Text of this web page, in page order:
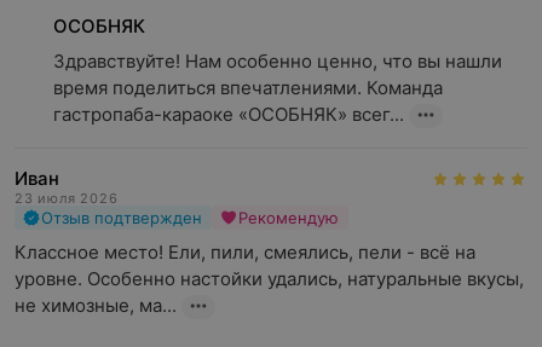
ОСОБНЯК
Здравствуйте! Нам особенно ценно, что вы нашли
время поделиться впечатлениями. Команда
гастропаба-караоке «ОСОБНЯК» всег...
Иван
23 июля 2026
Отзыв подтвержден Рекомендую
Классное место! Ели, пили, смеялись, пели - всё на
уровне. Особенно настойки удались, натуральные вкусы,
не химозные, ма...